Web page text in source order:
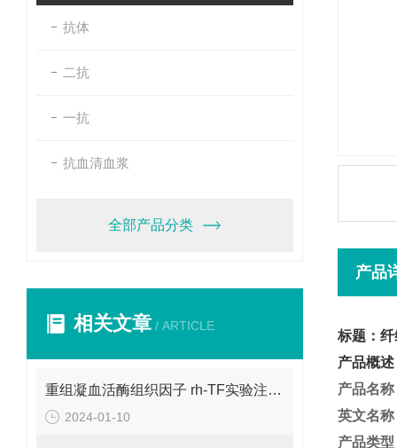
抗体
二抗
一抗
抗血清血浆
全部产品分类
相关文章 / ARTICLE
重组凝血活酶组织因子 rh-TF实验注意事项
2024-01-10
产品
标题：
产品概述
产品名称
英文名称
产品类型